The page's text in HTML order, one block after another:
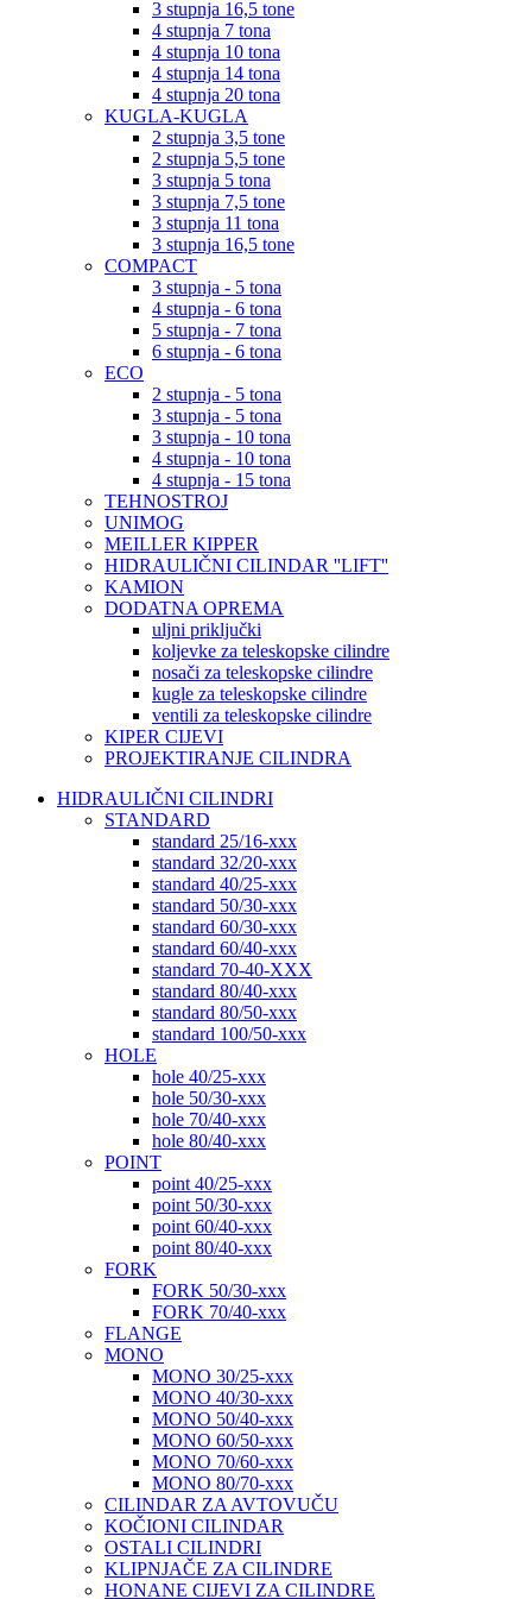
3 stupnja 16,5 tone
4 stupnja 7 tona
4 stupnja 10 tona
4 stupnja 14 tona
4 stupnja 20 tona
KUGLA-KUGLA
2 stupnja 3,5 tone
2 stupnja 5,5 tone
3 stupnja 5 tona
3 stupnja 7,5 tone
3 stupnja 11 tona
3 stupnja 16,5 tone
COMPACT
3 stupnja - 5 tona
4 stupnja - 6 tona
5 stupnja - 7 tona
6 stupnja - 6 tona
ECO
2 stupnja - 5 tona
3 stupnja - 5 tona
3 stupnja - 10 tona
4 stupnja - 10 tona
4 stupnja - 15 tona
TEHNOSTROJ
UNIMOG
MEILLER KIPPER
HIDRAULIČNI CILINDAR ''LIFT''
KAMION
DODATNA OPREMA
uljni priključki
koljevke za teleskopske cilindre
nosači za teleskopske cilindre
kugle za teleskopske cilindre
ventili za teleskopske cilindre
KIPER CIJEVI
PROJEKTIRANJE CILINDRA
HIDRAULIČNI CILINDRI
STANDARD
standard 25/16-xxx
standard 32/20-xxx
standard 40/25-xxx
standard 50/30-xxx
standard 60/30-xxx
standard 60/40-xxx
standard 70-40-XXX
standard 80/40-xxx
standard 80/50-xxx
standard 100/50-xxx
HOLE
hole 40/25-xxx
hole 50/30-xxx
hole 70/40-xxx
hole 80/40-xxx
POINT
point 40/25-xxx
point 50/30-xxx
point 60/40-xxx
point 80/40-xxx
FORK
FORK 50/30-xxx
FORK 70/40-xxx
FLANGE
MONO
MONO 30/25-xxx
MONO 40/30-xxx
MONO 50/40-xxx
MONO 60/50-xxx
MONO 70/60-xxx
MONO 80/70-xxx
CILINDAR ZA AVTOVUČU
KOČIONI CILINDAR
OSTALI CILINDRI
KLIPNJAČE ZA CILINDRE
HONANE CIJEVI ZA CILINDRE